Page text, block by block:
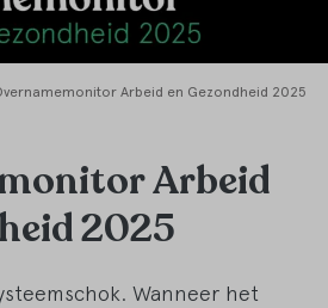
Arbeid en Gezondheid 2025
Arbeid
2025
Wanneer het